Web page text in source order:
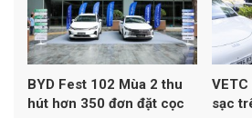
BYD Fest 102 Mùa 2 thu
hút hơn 350 đơn đặt cọc
sạc